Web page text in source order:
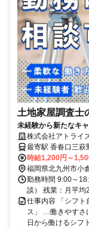
土地家屋調査士
未経験から新たなキ
すい株式会社アトライ
最寄駅 香春口三萩野駅 交通アクセス 北九州モノレール
野駅」より徒歩5分
時給1,200円～
福岡県北九州市小
勤務時間 9:00～
談） 残業：月平均
仕事内容 「シフト
ス」 …働きやすさ
日から働けるシフ